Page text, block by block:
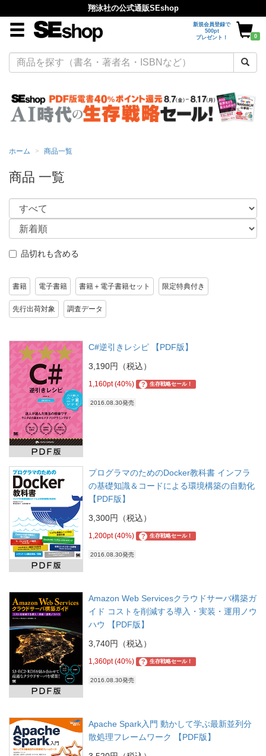
翔泳社の公式通販SEshop
新規会員登録で
500pt
プレゼント！
0
ホーム 商品一覧
商品 一覧
品切れも含める
書籍 電子書籍 書籍＋電子書籍セット 限定特典付き
先行出荷対象 調査データ
C#逆引きレシピ 【PDF版】
3,190円（税込）
1,160pt (40%) ? 生存戦略セール！
2016.08.30発売
プログラマのためのDocker教科書 インフラ
の基礎知識＆コードによる環境構築の自動化
【PDF版】
3,300円（税込）
1,200pt (40%) ? 生存戦略セール！
2016.08.30発売
Amazon Web Servicesクラウドサーバ構築ガ
イド コストを削減する導入・実装・運用ノウ
ハウ 【PDF版】
3,740円（税込）
1,360pt (40%) ? 生存戦略セール！
2016.08.30発売
Apache Spark入門 動かして学ぶ最新並列分
散処理フレームワーク 【PDF版】